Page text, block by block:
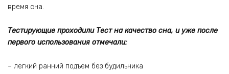
время сна.
Тестирующие проходили Тест на качество сна, и уже после
первого использования отмечали:
– легкий ранний подъем без будильника